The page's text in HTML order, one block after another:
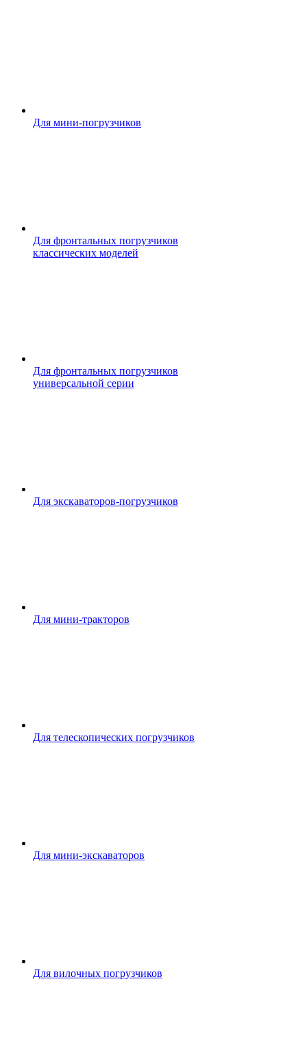
Для мини-погрузчиков
Для фронтальных погрузчиков
классических моделей
Для фронтальных погрузчиков
универсальной серии
Для экскаваторов-погрузчиков
Для мини-тракторов
Для телескопических погрузчиков
Для мини-экскаваторов
Для вилочных погрузчиков